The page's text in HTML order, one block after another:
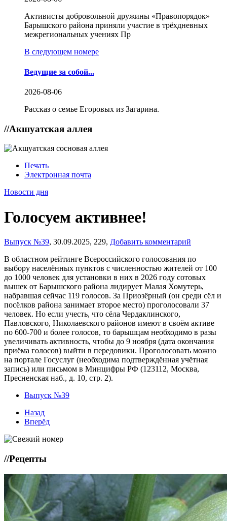
Активисты добровольной дружины «Правопорядок»
Барышского района приняли участие в трёхдневных
межрегиональных учениях Пр
В следующем номере
Ведущие за собой...
2026-08-06
Рассказ о семье Егоровых из Загарина.
//Акшуатская аллея
Печать
Электронная почта
Новости дня
Голосуем активнее!
Выпуск №39, 30.09.2025, 229, Добавить комментарий
В областном рейтинге Всероссийского голосования по
выбору населённых пунктов с численностью жителей от 100
до 1000 человек для установки в них в 2026 году сотовых
вышек от Барышского района лидирует Малая Хомутерь,
набравшая сейчас 119 голосов. За Приозёрный (он среди сёл и
посёлков района занимает второе место) проголосовали 37
человек. Но если учесть, что сёла Чердаклинского,
Павловского, Николаевского районов имеют в своём активе
по 600-700 и более голосов, то барышцам необходимо в разы
увеличивать активность, чтобы до 9 ноября (дата окончания
приёма голосов) выйти в передовики. Проголосовать можно
на портале Госуслуг (необходима подтверждённая учётная
запись) или письмом в Минцифры РФ (123112, Москва,
Пресненская наб., д. 10, стр. 2).
Выпуск №39
Назад
Вперёд
//Рецепты